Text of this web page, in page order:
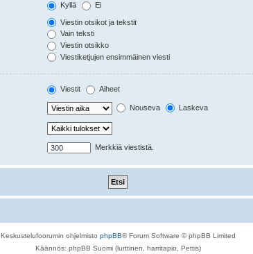
Kyllä Ei
Viestin otsikot ja tekstit
Vain teksti
Viestin otsikko
Viestiketjujen ensimmäinen viesti
Viestit Aiheet
Nouseva Laskeva
Merkkiä viestistä.
Keskustelufoorumin ohjelmisto phpBB® Forum Software © phpBB Limited
Käännös: phpBB Suomi (lurttinen, harritapio, Pettis)